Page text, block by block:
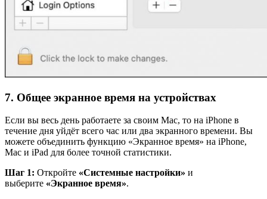
7. Общее экранное время на устройствах
Если вы весь день работаете за своим Mac, то на iPhone в
течение дня уйдёт всего час или два экранного времени. Вы
можете объединить функцию «Экранное время» на iPhone,
Mac и iPad для более точной статистики.
Шаг 1: Откройте «Системные настройки» и
выберите «Экранное время».